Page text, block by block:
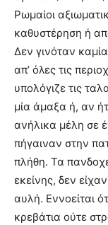
Ρωμαίοι
καθυστέρηση ή
Δεν γινόταν
απ’ όλες τις
υπολόγιζε τις
μία άμαξα ή, αν
ανήλικα μέλη σε
πήγαιναν στην
πλήθη. Τα
εκείνης, δεν
αυλή. Εννοείται
κρεβάτια ούτε